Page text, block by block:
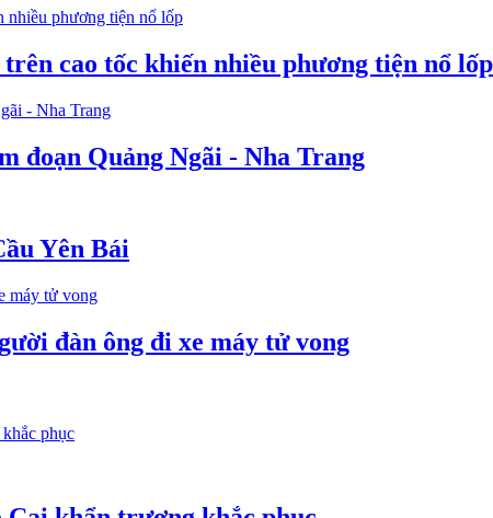
cao tốc khiến nhiều phương tiện nổ lốp
đoạn Quảng Ngãi - Nha Trang
Yên Bái
đàn ông đi xe máy tử vong